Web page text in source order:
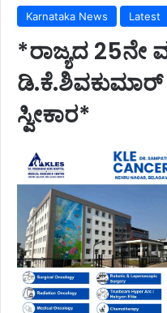
Karnataka News Latest
*ರಾಜ್ಯದ 25ನೇ
ಸ್ವೀಕಾರ*